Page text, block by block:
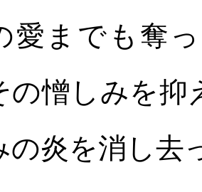
愛までも奪
の憎しみを抑
の炎を消し去